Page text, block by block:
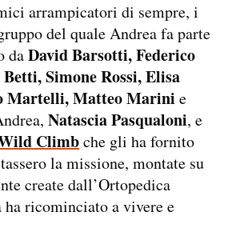
arrampicatori di sempre, i
del quale Andrea fa parte
daDavid Barsotti, Federico
Simone Rossi, Elisa
Martelli, Matteo Marini e
Natascia Pasqualoni, e
Climbche gli ha fornito
la missione, montate su
create dall’Ortopedica
ricominciato a vivere e